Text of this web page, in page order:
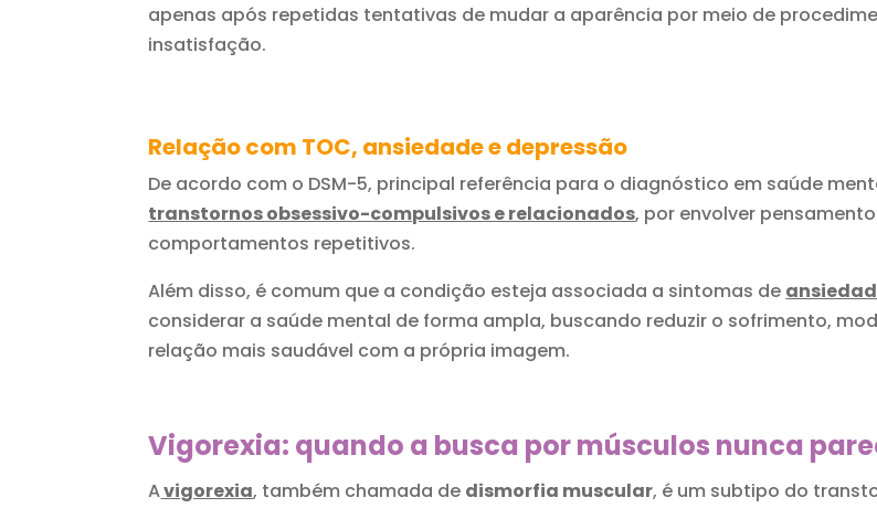
apenas após repetidas tentativas de mudar a aparência por meio de
insatisfação.
Relação com TOC, ansiedade e depressão
De acordo com o DSM-5, principal referência para o diagnóstico em saúde
transtornos obsessivo-compulsivos e relacionados, por envolver
comportamentos repetitivos.
Além disso, é comum que a condição esteja associada a sintomas de
considerar a saúde mental de forma ampla, buscando reduzir o sofrimento,
relação mais saudável com a própria imagem.
Vigorexia: quando a busca por músculos nunca
Avigorexia, também chamada de dismorfia muscular, é um subtipo do